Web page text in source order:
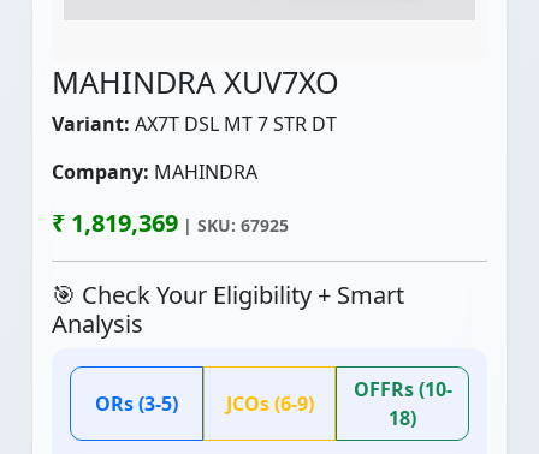
MAHINDRA XUV7XO
Variant: AX7T DSL MT 7 STR DT
Company: MAHINDRA
₹ 1,819,369 | SKU: 67925
🎯 Check Your Eligibility + Smart
Analysis
ORs (3-5) JCOs (6-9)
OFFRs (10-
18)